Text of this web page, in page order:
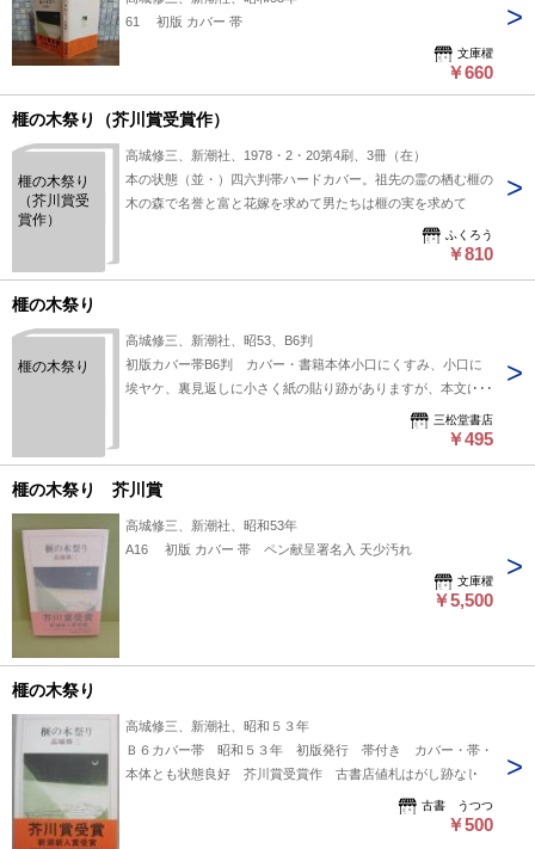
61 初版 カバー 帯
文庫櫂
￥660
榧の木祭り（芥川賞受賞作）
榧の木祭り
（芥川賞受
賞作）
高城修三、新潮社、1978・2・20第4刷、3冊（在）
本の状態（並・）四六判帯ハードカバー。祖先の霊の栖む榧の
木の森で名誉と富と花嫁を求めて男たちは榧の実を求めて
ふくろう
￥810
榧の木祭り
榧の木祭り
高城修三、新潮社、昭53、B6判
初版カバー帯B6判 カバー・書籍本体小口にくすみ、小口に
埃ヤケ、裏見返しに小さく紙の貼り跡がありますが、本文に目
三松堂書店
￥495
榧の木祭り 芥川賞
高城修三、新潮社、昭和53年
A16 初版 カバー 帯 ペン献呈署名入 天少汚れ
文庫櫂
￥5,500
榧の木祭り
高城修三、新潮社、昭和５３年
Ｂ６カバー帯 昭和５３年 初版発行 帯付き カバー・帯・
本体とも状態良好 芥川賞受賞作 古書店値札はがし跡なし
古書 うつつ
￥500